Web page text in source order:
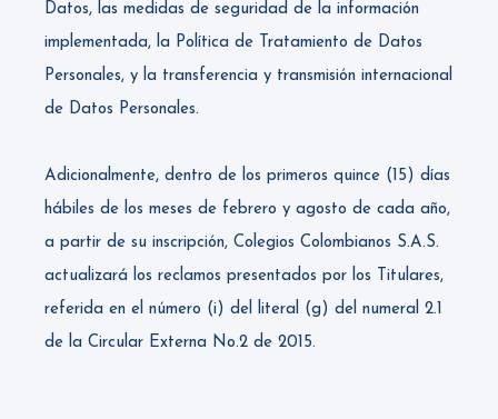
Datos, las medidas de seguridad de la información
implementada, la Política de Tratamiento de Datos
Personales, y la transferencia y transmisión internacional
de Datos Personales.
Adicionalmente, dentro de los primeros quince (15) días
hábiles de los meses de febrero y agosto de cada año,
a partir de su inscripción, Colegios Colombianos S.A.S.
actualizará los reclamos presentados por los Titulares,
referida en el número (i) del literal (g) del numeral 2.1
de la Circular Externa No.2 de 2015.